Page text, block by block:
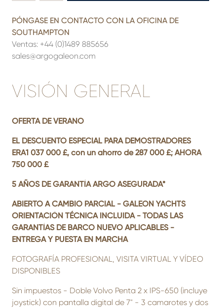
PÓNGASE EN CONTACTO CON LA OFICINA DE
SOUTHAMPTON
Ventas: +44 (0)1489 885656
sales@argogaleon.com
VISIÓN GENERAL
OFERTA DE VERANO
EL DESCUENTO ESPECIAL PARA DEMOSTRADORES
ERA1 037 000 £, con un ahorro de 287 000 £; AHORA
750 000 £
5 AÑOS DE GARANTÍA ARGO ASEGURADA*
ABIERTO A CAMBIO PARCIAL - GALEON YACHTS
ORIENTACIÓN TÉCNICA INCLUIDA - TODAS LAS
GARANTÍAS DE BARCO NUEVO APLICABLES -
ENTREGA Y PUESTA EN MARCHA
FOTOGRAFÍA PROFESIONAL, VISITA VIRTUAL Y VÍDEO
DISPONIBLES
Sin impuestos - Doble Volvo Penta 2 x IPS-650 (incluye
joystick) con pantalla digital de 7" - 3 camarotes y dos